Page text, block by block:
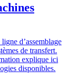
d’assemblage
de transfert.
explique ici
disponibles.